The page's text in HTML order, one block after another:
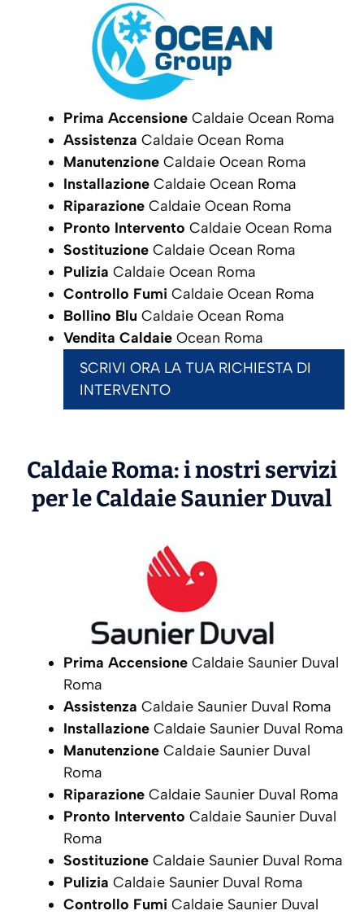
Prima Accensione Caldaie Ocean Roma
Assistenza Caldaie Ocean Roma
Manutenzione Caldaie Ocean Roma
Installazione Caldaie Ocean Roma
Riparazione Caldaie Ocean Roma
Pronto Intervento Caldaie Ocean Roma
Sostituzione Caldaie Ocean Roma
Pulizia Caldaie Ocean Roma
Controllo Fumi Caldaie Ocean Roma
Bollino Blu Caldaie Ocean Roma
Vendita Caldaie Ocean Roma
SCRIVI ORA LA TUA RICHIESTA DI
INTERVENTO
Caldaie Roma: i nostri servizi
per le CaldaieSaunier Duval
Prima Accensione Caldaie Saunier Duval
Roma
Assistenza Caldaie Saunier Duval Roma
Installazione Caldaie Saunier Duval Roma
Manutenzione Caldaie Saunier Duval
Roma
Riparazione Caldaie Saunier Duval Roma
Pronto Intervento Caldaie Saunier Duval
Roma
Sostituzione Caldaie Saunier Duval Roma
Pulizia Caldaie Saunier Duval Roma
Controllo Fumi Caldaie Saunier Duval